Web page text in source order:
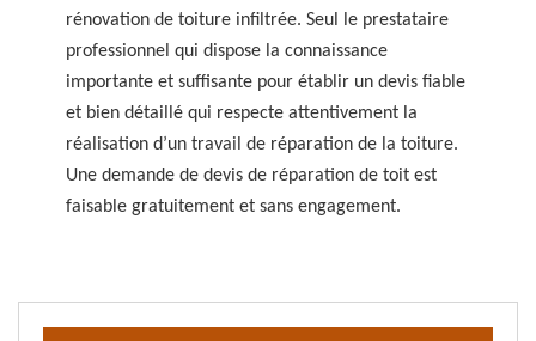
rénovation de toiture infiltrée. Seul le prestataire
professionnel qui dispose la connaissance
importante et suffisante pour établir un devis fiable
et bien détaillé qui respecte attentivement la
réalisation d’un travail de réparation de la toiture.
Une demande de devis de réparation de toit est
faisable gratuitement et sans engagement.